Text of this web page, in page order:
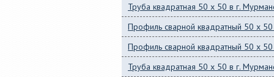
Труба квадратная 50 x 50 в г.
Профиль сварной квадратный 50 x
Профиль сварной квадратный 50 x
Труба квадратная 50 x 50 в г.